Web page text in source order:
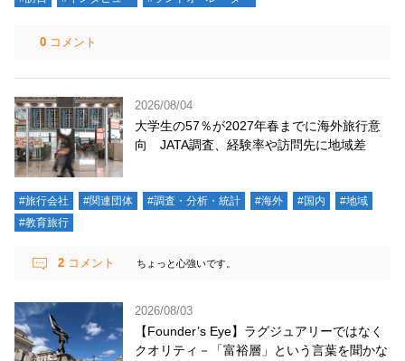
0 コメント
2026/08/04
大学生の57％が2027年春までに海外旅行意
向 JATA調査、経験率や訪問先に地域差
#旅行会社 #関連団体 #調査・分析・統計 #海外 #国内
#地域
#教育旅行
2 コメント ちょっと心強いです。
2026/08/03
【Founder’s Eye】ラグジュアリーではなく
クオリティ－「富裕層」という言葉を聞かな